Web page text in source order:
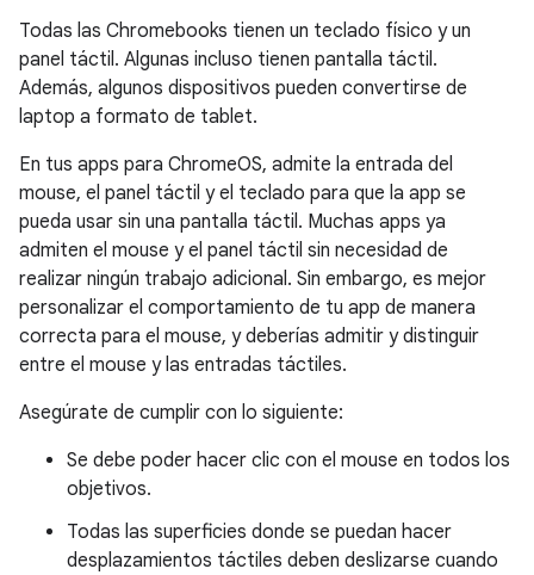
Todas las Chromebooks tienen un teclado físico y un
panel táctil. Algunas incluso tienen pantalla táctil.
Además, algunos dispositivos pueden convertirse de
laptop a formato de tablet.
En tus apps para ChromeOS, admite la entrada del
mouse, el panel táctil y el teclado para que la app se
pueda usar sin una pantalla táctil. Muchas apps ya
admiten el mouse y el panel táctil sin necesidad de
realizar ningún trabajo adicional. Sin embargo, es mejor
personalizar el comportamiento de tu app de manera
correcta para el mouse, y deberías admitir y distinguir
entre el mouse y las entradas táctiles.
Asegúrate de cumplir con lo siguiente:
Se debe poder hacer clic con el mouse en todos los
objetivos.
Todas las superficies donde se puedan hacer
desplazamientos táctiles deben deslizarse cuando